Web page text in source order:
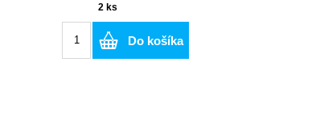
2 ks
Do košíka